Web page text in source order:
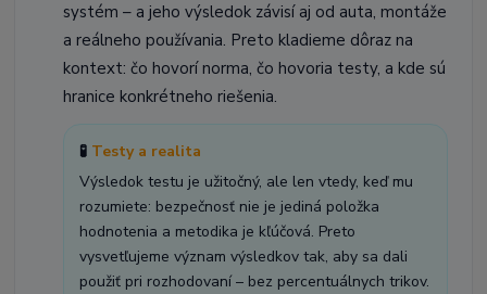
systém – a jeho výsledok závisí aj od auta, montáže
a reálneho používania. Preto kladieme dôraz na
kontext: čo hovorí norma, čo hovoria testy, a kde sú
hranice konkrétneho riešenia.
🧪 Testy a realita
Výsledok testu je užitočný, ale len vtedy, keď mu
rozumiete: bezpečnosť nie je jediná položka
hodnotenia a metodika je kľúčová. Preto
vysvetľujeme význam výsledkov tak, aby sa dali
použiť pri rozhodovaní – bez percentuálnych trikov.